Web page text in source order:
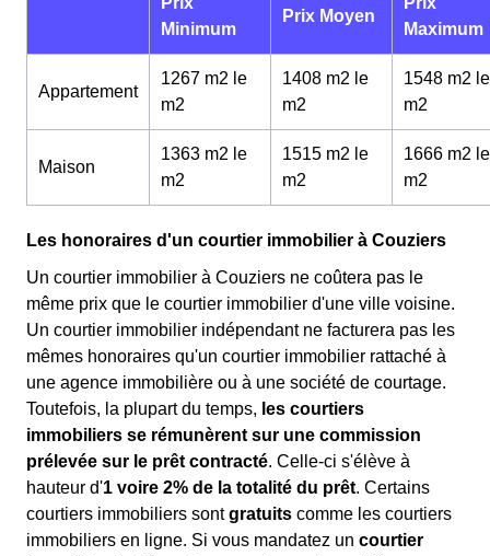
Minimum
Prix Moyen
Maximum
Appartement
1267 m2 le
m2
1408 m2 le
m2
1548 m2 le
m2
Maison
1363 m2 le
m2
1515 m2 le
m2
1666 m2 le
m2
Les honoraires d'un courtier immobilier à Couziers
Un courtier immobilier à Couziers ne coûtera pas le
même prix que le courtier immobilier d'une ville voisine.
Un courtier immobilier indépendant ne facturera pas les
mêmes honoraires qu'un courtier immobilier rattaché à
une agence immobilière ou à une société de courtage.
Toutefois, la plupart du temps, les courtiers
immobiliers se rémunèrent sur une commission
prélevée sur le prêt contracté. Celle-ci s'élève à
hauteur d'1 voire 2% de la totalité du prêt. Certains
courtiers immobiliers sontgratuits comme les courtiers
immobiliers en ligne. Si vous mandatez un courtier